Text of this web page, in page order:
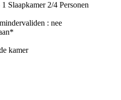
Slaapkamer 2/4 Personen
: nee
kamer